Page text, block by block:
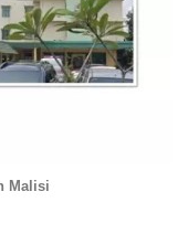
Malisi